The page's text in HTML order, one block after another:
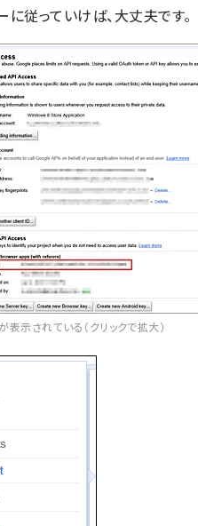
に従っていけば、大丈夫です。
示されている（クリックで拡大）